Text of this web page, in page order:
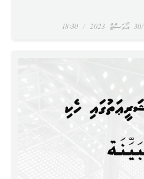
30 އޯގަސްޓް 2023